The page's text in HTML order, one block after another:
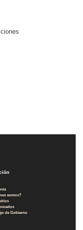
somos?
de Gobierno